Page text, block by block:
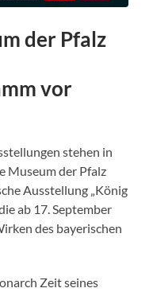
der Pfalz
vor
stehen in
Museum der Pfalz
Ausstellung „König
ab 17. September
des bayerischen
Zeit seines